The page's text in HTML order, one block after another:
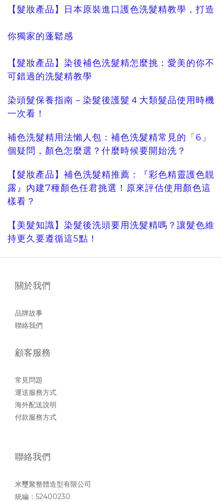
【髮妝產品】日本原裝進口護色洗髮精教學，打造
你獨家的蓬鬆感
【髮妝產品】染後補色洗髮精怎麼挑：愛美的你不
可錯過的洗髮精教學
染頭髮保養指南－染髮後護髮４大類髮品使用時機
一次看！
補色洗髮精用法懶人包：補色洗髮精常見的「6」
個疑問，顏色怎麼選？什麼時候要開始洗？
【髮妝產品】補色洗髮精推薦：『彩色精靈護色靚
露』內建7種顏色任君挑選！原來評估使用顏色這
樣看？
【美髮知識】染髮後洗頭要用洗髮精嗎？讓髮色維
持更久要遵循這5點！
關於我們
品牌故事
聯絡我們
顧客服務
常見問題
運送服務方式
海外配送說明
付款服務方式
聯絡我們
米璽聚整體造型有限公司
統編：52400230